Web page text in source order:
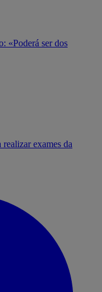
«Poderá ser dos
exames da